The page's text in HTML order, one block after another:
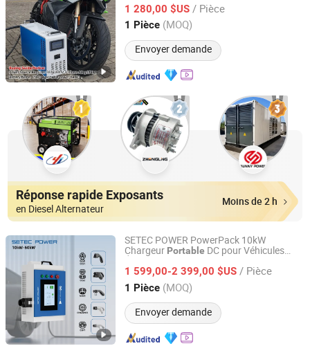
1 280,00 $US / Pièce
1 Pièce (MOQ)
Envoyer demande
Guangdong, China Depuis 2022
Réponse rapide Exposants
en Diesel Alternateur
Moins de 2 h
SETEC POWER PowerPack 10kW
Chargeur Portable DC pour Véhicules
Chargement Flexible
1 599,00-2 399,00 $US / Pièce
1 Pièce (MOQ)
Envoyer demande
Shenzhen SETEC Power Co., Ltd.
Guangdong, China Depuis 2013